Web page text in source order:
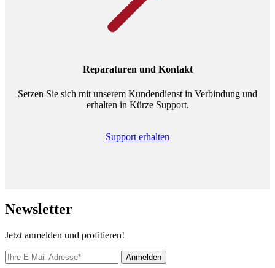
Reparaturen und Kontakt
Setzen Sie sich mit unserem Kundendienst in Verbindung und
erhalten in Kürze Support.
Support erhalten
Newsletter
Jetzt anmelden und profitieren!
Anmelden